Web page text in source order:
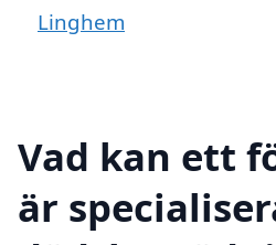
Linghem
Vad kan ett
är